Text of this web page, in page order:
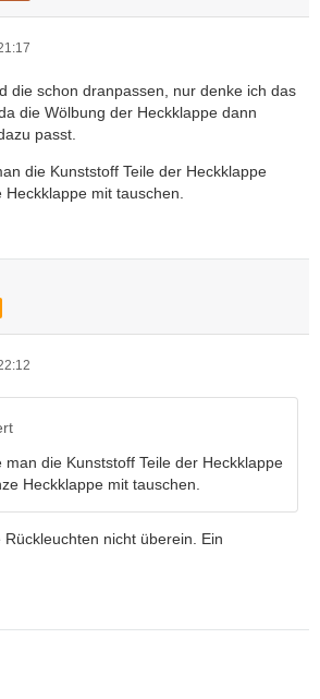
die schon dranpassen, nur denke ich das
die Wölbung der Heckklappe dann
passt.
die Kunststoff Teile der Heckklappe
mit tauschen.
man die Kunststoff Teile der Heckklappe
Heckklappe mit tauschen.
nicht überein. Ein